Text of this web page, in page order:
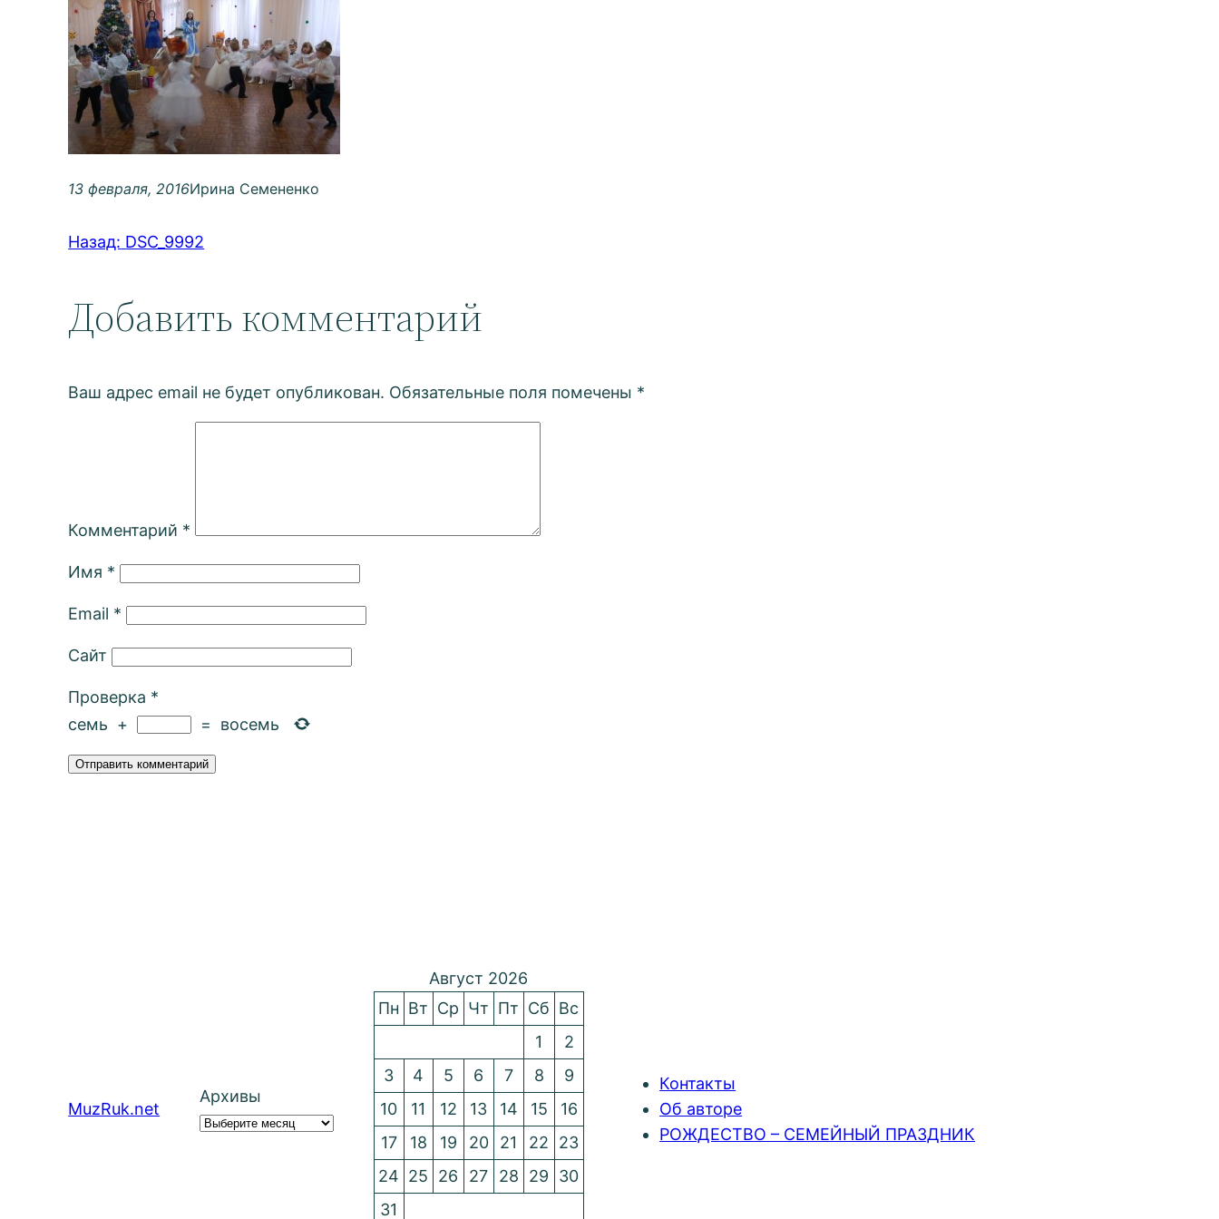
13 февраля, 2016Ирина Семененко
Назад: DSC_9992
Добавить комментарий
Ваш адрес email не будет опубликован. Обязательные поля помечены *
Комментарий *
Имя *
Email *
Сайт
Проверка *
семь + = восемь
MuzRuk.net
Архивы
Август 2026
Пн Вт Ср Чт Пт Сб Вс
1
2
3
4 5 6 7 8
9
10
11 12 13 14 15
16
17
18 19 20 21 22
23
24 25 26 27 28 29
30
31
Контакты
Об авторе
РОЖДЕСТВО – СЕМЕЙНЫЙ ПРАЗДНИК